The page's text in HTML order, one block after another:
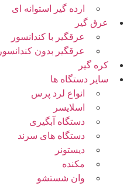
ارده گیر استوانه ای
عرق گیر
عرقگیر با کندانسور
عرقگیر بدون کندانسور
کره گیر
سایر دستگاه ها
انواع لرد پرس
اسلایسر
دستگاه آبگیری
دستگاه های سرند
دیستونر
مکنده
وان شستشو